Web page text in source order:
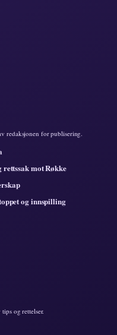
redaksjonen for publisering.
mot Røkke
og innspilling
og rettelser.